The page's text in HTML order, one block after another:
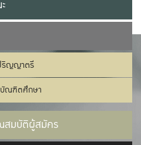
ริญญาตรี
บัณฑิตศึกษา
สมบัติผู้สมัคร